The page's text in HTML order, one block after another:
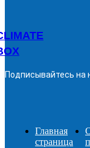
Подписывайтесь на
Главная
страница